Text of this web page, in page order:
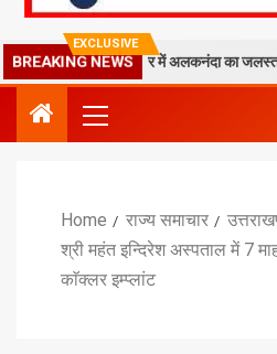
EXCLUSIVE
BREAKING NEWS
मलबा, श्रीनगर में अलकनंदा का जलस्तर खतरे से
Home राज्य समाचार
श्री महंत इन्दिरेश अस्पताल में 7
काॅक्लर इम्प्लांट